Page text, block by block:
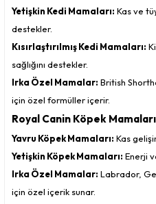
Yetişkin Kedi Mamaları: Kas ve
destekler.
Kısırlaştırılmış Kedi Mamaları:
sağlığını destekler.
Irka Özel Mamalar: British
için özel formüller içerir.
Royal Canin Köpek Mamaları
Yavru Köpek Mamaları: Kas
Yetişkin Köpek Mamaları: Enerji
Irka Özel Mamalar: Labrador,
için özel içerik sunar.